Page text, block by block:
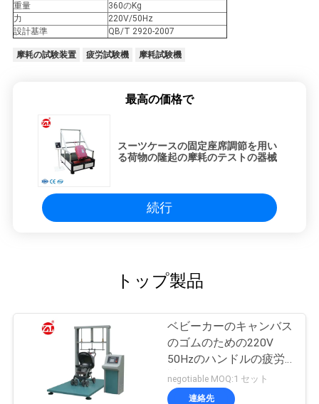
ニ
ュ
重量
360のKg
力
220V/50Hz
設計基準
QB/T 2920-2007
摩耗の試験装置 疲労試験機 摩耗試験機
最高の価格で
スーツケースの固定座席調節を用い
る荷物の隆起の摩耗のテストの器械
続行
トップ製品
ベビーカーのキャンバス
のゴムのための220V
50Hzのハンドルの疲労
試験機は利用できるベル
トを運びます
negotiable MOQ:1 セット
連絡先